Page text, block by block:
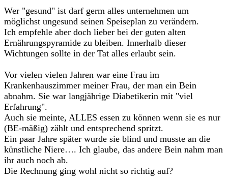
Wer "gesund" ist darf germ alles unternehmen um
möglichst ungesund seinen Speiseplan zu verändern.
Ich empfehle aber doch lieber bei der guten alten
Ernährungspyramide zu bleiben. Innerhalb dieser
Wichtungen sollte in der Tat alles erlaubt sein.
Vor vielen vielen Jahren war eine Frau im
Krankenhauszimmer meiner Frau, der man ein Bein
abnahm. Sie war langjährige Diabetikerin mit "viel
Erfahrung".
Auch sie meinte, ALLES essen zu können wenn sie es nur
(BE-mäßig) zählt und entsprechend spritzt.
Ein paar Jahre später wurde sie blind und musste an die
künstliche Niere…. Ich glaube, das andere Bein nahm man
ihr auch noch ab.
Die Rechnung ging wohl nicht so richtig auf?